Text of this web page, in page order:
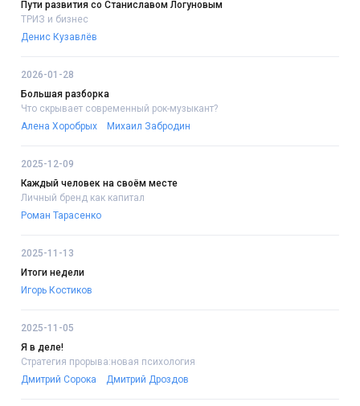
Пути развития со Станиславом Логуновым
ТРИЗ и бизнес
Денис Кузавлёв
2026-01-28
Большая разборка
Что скрывает современный рок-музыкант?
Алена Хоробрых
Михаил Забродин
2025-12-09
Каждый человек на своём месте
Личный бренд как капитал
Роман Тарасенко
2025-11-13
Итоги недели
Игорь Костиков
2025-11-05
Я в деле!
Стратегия прорыва:новая психология
Дмитрий Сорока
Дмитрий Дроздов